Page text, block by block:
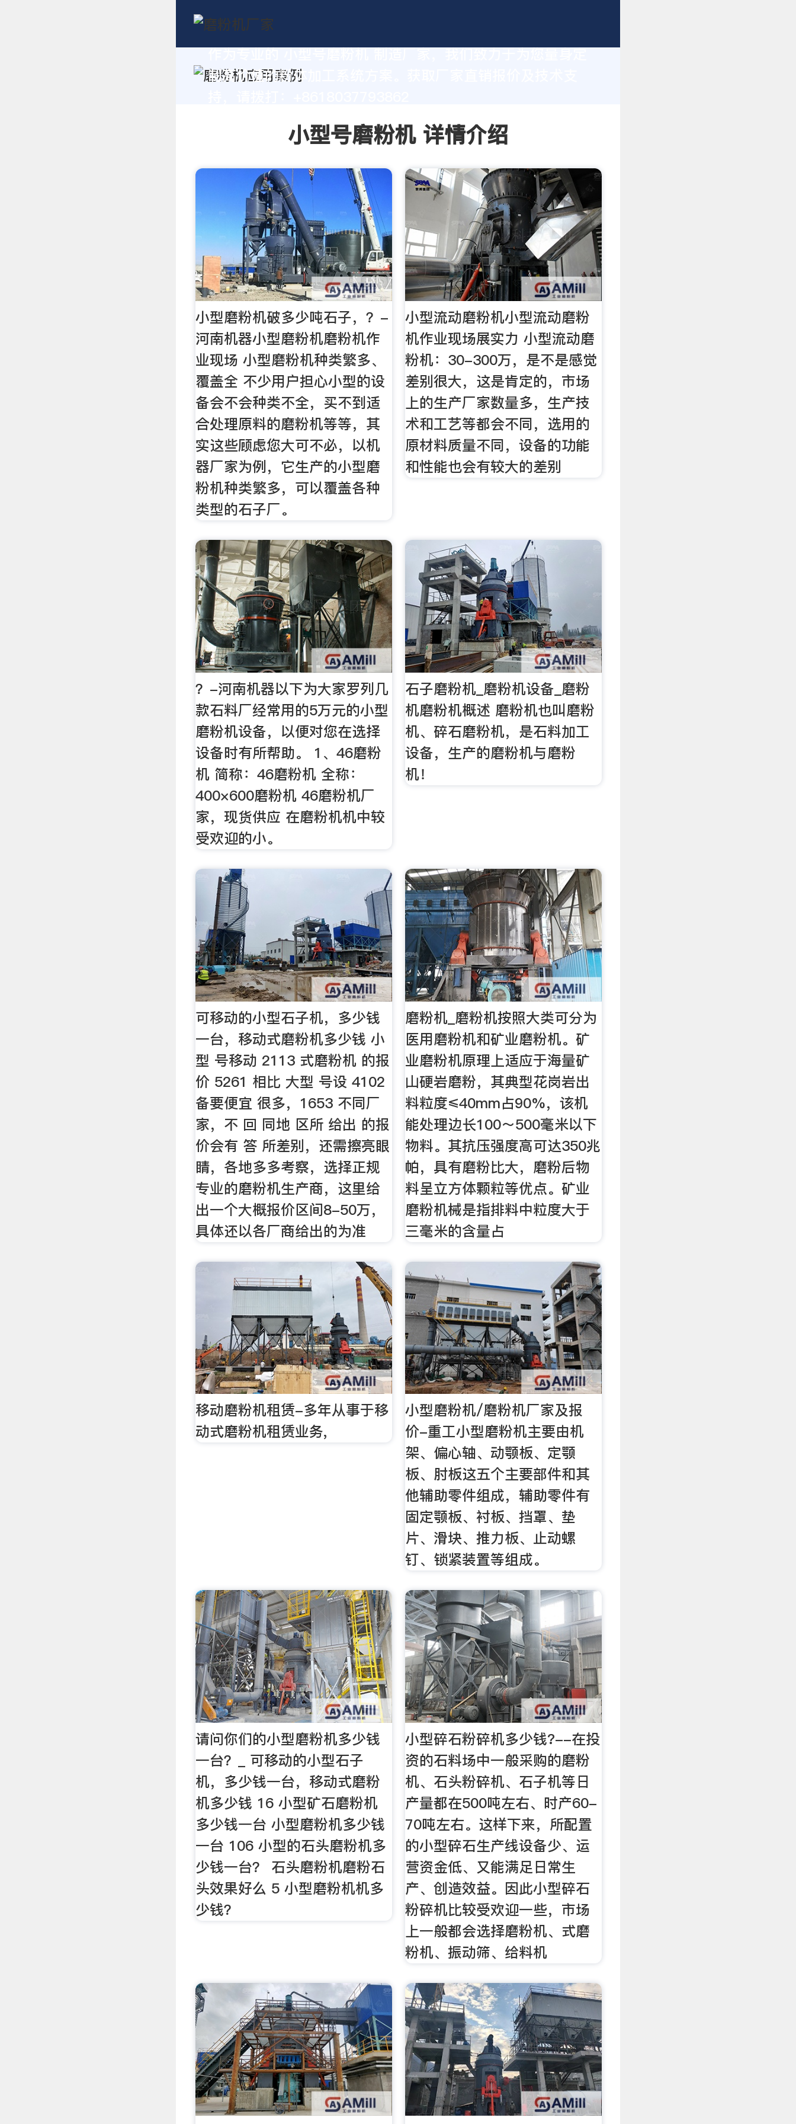
制高价值的粉体加工系统方案。获取厂家直销报价及技术支
小型号磨粉机 详情介绍
小型磨粉机破多少吨石子，？-
河南机器小型磨粉机磨粉机作
业现场 小型磨粉机种类繁多、
覆盖全 不少用户担心小型的设
备会不会种类不全，买不到适
合处理原料的磨粉机等等，其
实这些顾虑您大可不必，以机
器厂家为例，它生产的小型磨
粉机种类繁多，可以覆盖各种
类型的石子厂。
小型流动磨粉机小型流动磨粉
机作业现场展实力 小型流动磨
粉机：30-300万，是不是感觉
差别很大，这是肯定的，市场
上的生产厂家数量多，生产技
术和工艺等都会不同，选用的
原材料质量不同，设备的功能
和性能也会有较大的差别
？-河南机器以下为大家罗列几
款石料厂经常用的5万元的小型
磨粉机设备，以便对您在选择
设备时有所帮助。 1、46磨粉
机 简称：46磨粉机 全称：
400×600磨粉机 46磨粉机厂
家，现货供应 在磨粉机机中较
受欢迎的小。
石子磨粉机_磨粉机设备_磨粉
机磨粉机概述 磨粉机也叫磨粉
机、碎石磨粉机，是石料加工
设备，生产的磨粉机与磨粉
机！
可移动的小型石子机，多少钱
一台，移动式磨粉机多少钱 小
型 号移动 2113 式磨粉机 的报
价 5261 相比 大型 号设 4102
备要便宜 很多，1653 不同厂
家，不 回 同地 区所 给出 的报
价会有 答 所差别，还需擦亮眼
睛，各地多多考察，选择正规
专业的磨粉机生产商，这里给
出一个大概报价区间8-50万，
具体还以各厂商给出的为准
磨粉机_磨粉机按照大类可分为
医用磨粉机和矿业磨粉机。矿
业磨粉机原理上适应于海量矿
山硬岩磨粉，其典型花岗岩出
料粒度≤40mm占90%，该机
能处理边长100～500毫米以下
物料。其抗压强度高可达350兆
帕，具有磨粉比大，磨粉后物
料呈立方体颗粒等优点。矿业
磨粉机械是指排料中粒度大于
三毫米的含量占
移动磨粉机租赁-多年从事于移
动式磨粉机租赁业务,
小型磨粉机/磨粉机厂家及报
价-重工小型磨粉机主要由机
架、偏心轴、动颚板、定颚
板、肘板这五个主要部件和其
他辅助零件组成，辅助零件有
固定颚板、衬板、挡罩、垫
片、滑块、推力板、止动螺
钉、锁紧装置等组成。
请问你们的小型磨粉机多少钱
一台？_ 可移动的小型石子
机，多少钱一台，移动式磨粉
机多少钱 16 小型矿石磨粉机
多少钱一台 小型磨粉机多少钱
一台 106 小型的石头磨粉机多
少钱一台？ 石头磨粉机磨粉石
头效果好么 5 小型磨粉机机多
少钱？
小型碎石粉碎机多少钱?--在投
资的石料场中一般采购的磨粉
机、石头粉碎机、石子机等日
产量都在500吨左右、时产60-
70吨左右。这样下来，所配置
的小型碎石生产线设备少、运
营资金低、又能满足日常生
产、创造效益。因此小型碎石
粉碎机比较受欢迎一些，市场
上一般都会选择磨粉机、式磨
粉机、振动筛、给料机